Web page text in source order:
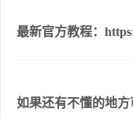
最新官方教程：
如果还有不懂的地方